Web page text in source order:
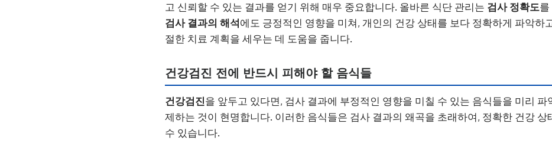
고 신뢰할 수 있는 결과를 얻기 위해 매우 중요합니다. 올바른 식단 관리는 검사 정확도
검사 결과의 해석에도 긍정적인 영향을 미쳐, 개인의 건강 상태를 보다 정확하게 파악하
절한 치료 계획을 세우는 데 도움을 줍니다.
건강검진 전에 반드시 피해야 할 음식들
건강검진을 앞두고 있다면, 검사 결과에 부정적인 영향을 미칠 수 있는 음식들을 미리 파
제하는 것이 현명합니다. 이러한 음식들은 검사 결과의 왜곡을 초래하여, 정확한 건강 상
수 있습니다.